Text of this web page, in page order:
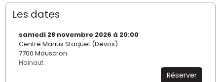
Les dates
samedi 28 novembre 2026 à 20:00
Centre Marius Staquet (Devos)
7700 Mouscron
Hainaut
Réserver